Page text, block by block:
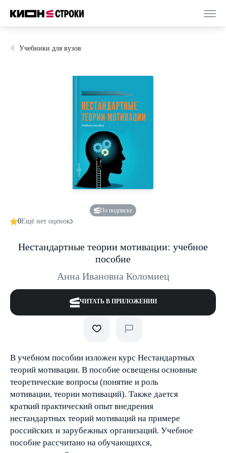
Учебники для вузов
По подписке
0Ещё нет оценок
Нестандартные теории мотивации: учебное
пособие
Анна Ивановна Коломиец
ЧИТАТЬ В ПРИЛОЖЕНИИ
В учебном пособии изложен курс Нестандартных
теорий мотивации. В пособие освещены основные
теоретические вопросы (понятие и роль
мотивации, теории мотиваций). Также дается
краткий практический опыт внедрения
нестандартных теорий мотиваций на примере
российских и зарубежных организаций. Учебное
пособие рассчитано на обучающихся,